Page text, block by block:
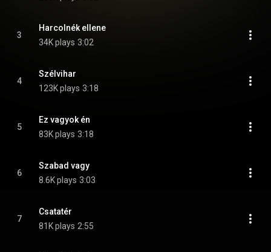
3
Harcolnék ellene
34K plays 3:02
4
Szélvihar
123K plays 3:18
5
Ez vagyok én
83K plays 3:18
6
Szabad vagy
8.6K plays 3:03
7
Csatatér
81K plays 2:55